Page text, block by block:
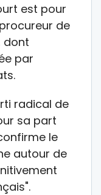
est pour
de
dont
par
radical de
sa part
le
autour de